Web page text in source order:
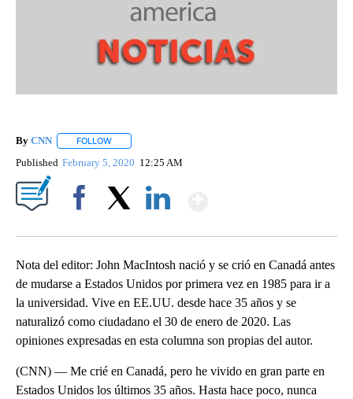
By CNN FOLLOW
Published February 5, 2020 12:25 AM
Nota del editor: John MacIntosh nació y se crió en Canadá antes
de mudarse a Estados Unidos por primera vez en 1985 para ir a
la universidad. Vive en EE.UU. desde hace 35 años y se
naturalizó como ciudadano el 30 de enero de 2020. Las
opiniones expresadas en esta columna son propias del autor.
(CNN) — Me crié en Canadá, pero he vivido en gran parte en
Estados Unidos los últimos 35 años. Hasta hace poco, nunca